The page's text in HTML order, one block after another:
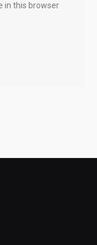
in this browser